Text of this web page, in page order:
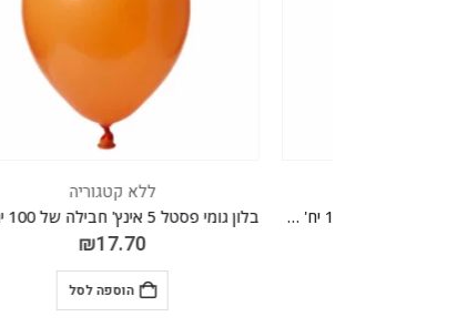
ללא קטגוריה
בלון גומי פסטל 5 אינץ' חבילה של 100 יח' ORANGE 050
הוספה לסל